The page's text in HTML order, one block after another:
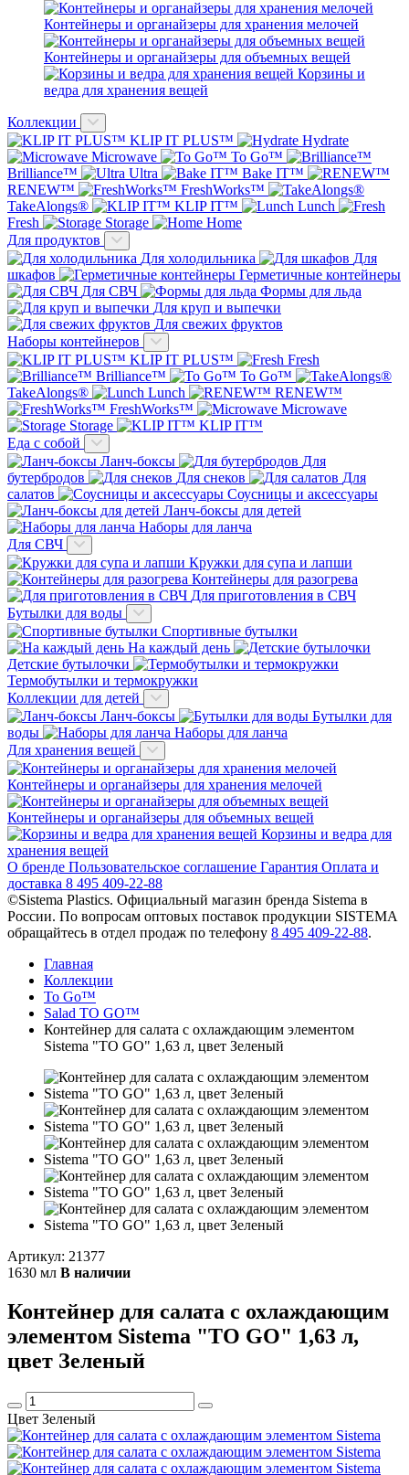
Контейнеры и органайзеры для хранения мелочей
Контейнеры и органайзеры для объемных вещей
Корзины и
ведра для хранения вещей
Коллекции
KLIP IT PLUS™
Hydrate
Microwave
To Go™
Brilliance™
Ultra
Bake IT™
RENEW™
FreshWorks™
TakeAlongs®
KLIP IT™
Lunch
Fresh
Storage
Home
Для продуктов
Для холодильника
Для
шкафов
Герметичные контейнеры
Для СВЧ
Формы для льда
Для круп и выпечки
Для свежих фруктов
Наборы контейнеров
KLIP IT PLUS™
Fresh
Brilliance™
To Go™
TakeAlongs®
Lunch
RENEW™
FreshWorks™
Microwave
Storage
KLIP IT™
Еда с собой
Ланч-боксы
Для
бутербродов
Для снеков
Для
салатов
Соусницы и аксессуары
Ланч-боксы для детей
Наборы для ланча
Для СВЧ
Кружки для супа и лапши
Контейнеры для разогрева
Для приготовления в СВЧ
Бутылки для воды
Спортивные бутылки
На каждый день
Детские бутылочки
Термобутылки и термокружки
Коллекции для детей
Ланч-боксы
Бутылки для
воды
Наборы для ланча
Для хранения вещей
Контейнеры и органайзеры для хранения мелочей
Контейнеры и органайзеры для объемных вещей
Корзины и ведра для
хранения вещей
О бренде Пользовательское соглашение Гарантия Оплата и
доставка 8 495 409-22-88
©Sistema Plastics. Официальный магазин бренда Sistema в
России. По вопросам оптовых поставок продукции SISTEMA
обращайтесь в отдел продаж по телефону 8 495 409-22-88.
Главная
Коллекции
To Go™
Salad TO GO™
Контейнер для салата с охлаждающим элементом
Sistema "TO GO" 1,63 л, цвет Зеленый
Артикул: 21377
1630 мл В наличии
Контейнер для салата с охлаждающим
элементом Sistema "TO GO" 1,63 л,
цвет Зеленый
Цвет Зеленый